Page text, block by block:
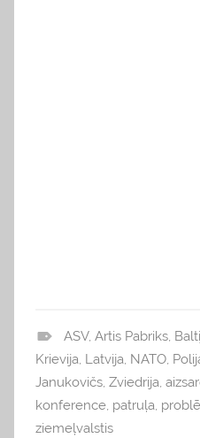
b
l
o
g
ASV, Artis Pabriks,
Krievija, Latvija, NATO,
Janukovičs, Zviedrija,
konference, patruļa,
ziemeļvalstis